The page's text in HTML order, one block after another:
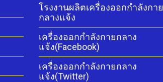
โรงงานผลิตเครื่องออกกำลังกาย
กลางแจ้ง
เครื่องออกกำลังกายกลาง
แจ้ง(Facebook)
เครื่องออกกำลังกายกลาง
แจ้ง(Twitter)